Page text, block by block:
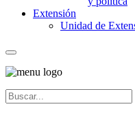
Extensión
Unidad de